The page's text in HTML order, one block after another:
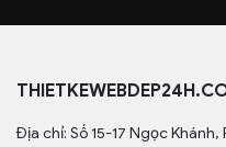
Địa chỉ: Số 15-17 Ngọc Khánh,